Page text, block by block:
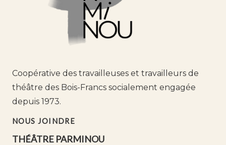
Coopérative des travailleuses et travailleurs de
théâtre des Bois-Francs socialement engagée
depuis 1973.
NOUS JOINDRE
THÉÂTRE PARMINOU